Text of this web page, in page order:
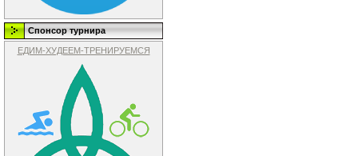
Спонсор турнира
ЕДИМ-ХУДЕЕМ-ТРЕНИРУЕМСЯ